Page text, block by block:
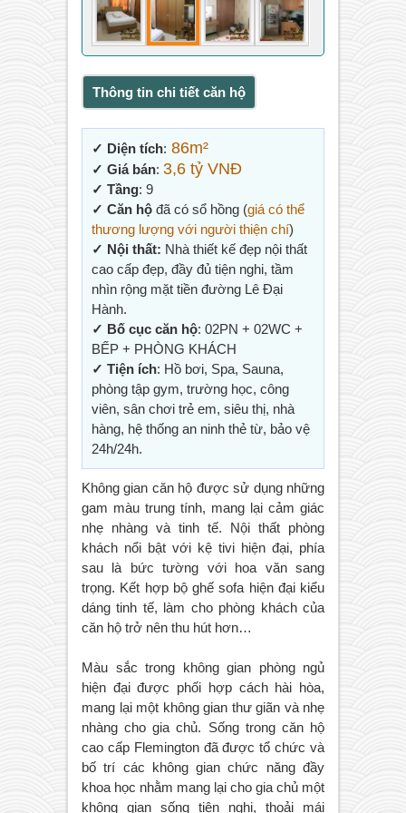
Thông tin chi tiết căn hộ
✓ Diện tích: 86m²
✓ Giá bán: 3,6 tỷ VNĐ
✓ Tầng: 9
✓ Căn hộ đã có sổ hồng (giá có thể
thương lượng với người thiện chí)
✓ Nội thất: Nhà thiết kế đẹp nội thất
cao cấp đẹp, đầy đủ tiện nghi, tầm
nhìn rộng mặt tiền đường Lê Đại
Hành.
✓ Bố cục căn hộ: 02PN + 02WC +
BẾP + PHÒNG KHÁCH
✓ Tiện ích: Hồ bơi, Spa, Sauna,
phòng tập gym, trường học, công
viên, sân chơi trẻ em, siêu thị, nhà
hàng, hệ thống an ninh thẻ từ, bảo vệ
24h/24h.
Không gian căn hộ được sử dụng những
gam màu trung tính, mang lại cảm giác
nhẹ nhàng và tinh tế. Nội thất phòng
khách nổi bật với kệ tivi hiện đại, phía
sau là bức tường với hoa văn sang
trọng. Kết hợp bộ ghế sofa hiện đại kiểu
dáng tinh tế, làm cho phòng khách của
căn hộ trở nên thu hút hơn…
Màu sắc trong không gian phòng ngủ
hiện đại được phối hợp cách hài hòa,
mang lại một không gian thư giãn và nhẹ
nhàng cho gia chủ. Sống trong căn hộ
cao cấp Flemington đã được tổ chức và
bố trí các không gian chức năng đầy
khoa học nhằm mang lại cho gia chủ một
không gian sống tiện nghi, thoải mái